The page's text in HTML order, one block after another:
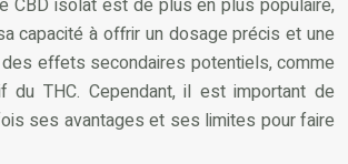
capacité à offrir un dosage précis et une
effets secondaires potentiels, comme
du THC. Cependant, il est important de
ses avantages et ses limites pour faire